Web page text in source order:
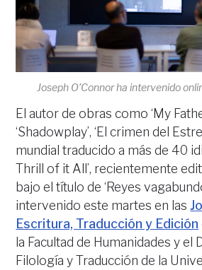
Joseph O’Connor ha intervenido
El autor de obras como ‘My
‘Shadowplay’, ‘El crimen del
mundial traducido a más de 40
Thrill of it All’, recientemente
bajo el título de ‘Reyes
intervenido este martes en las
Escritura, Traducción y Edición
la Facultad de Humanidades y el
Filología y Traducción de la